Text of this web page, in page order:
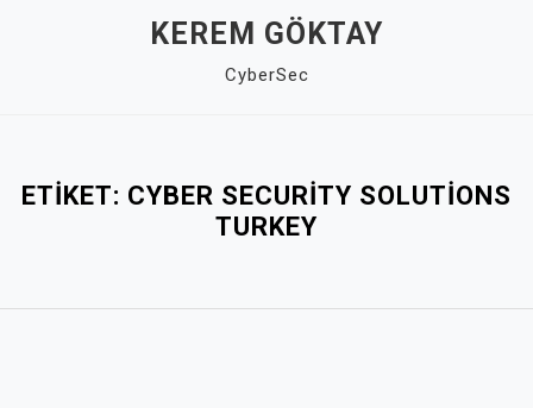
KEREM GÖKTAY
CyberSec
ETIKET: CYBER SECURITY SOLUTIONS
TURKEY